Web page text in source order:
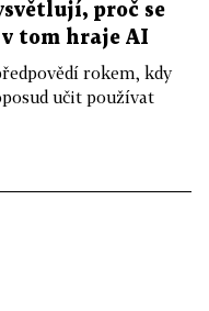
proč se
tom hraje AI
rokem, kdy
učit používat